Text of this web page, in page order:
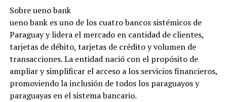
Sobre ueno bank
ueno bank es uno de los cuatro bancos sistémicos de
Paraguay y lidera el mercado en cantidad de clientes,
tarjetas de débito, tarjetas de crédito y volumen de
transacciones. La entidad nació con el propósito de
ampliar y simplificar el acceso a los servicios financieros,
promoviendo la inclusión de todos los paraguayos y
paraguayas en el sistema bancario.